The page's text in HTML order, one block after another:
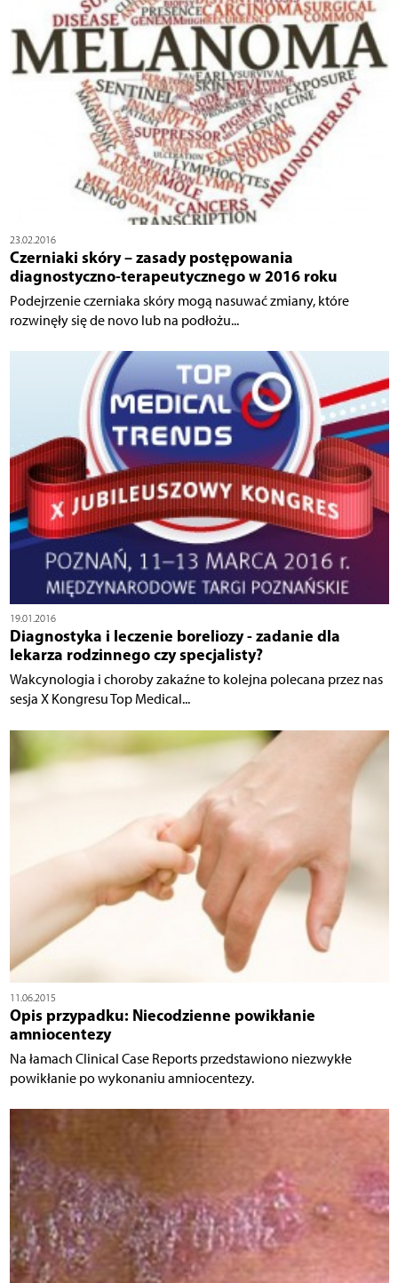
23.02.2016
Czerniaki skóry – zasady postępowania
diagnostyczno-terapeutycznego w 2016 roku
Podejrzenie czerniaka skóry mogą nasuwać zmiany, które
rozwinęły się de novo lub na podłożu...
19.01.2016
Diagnostyka i leczenie boreliozy - zadanie dla
lekarza rodzinnego czy specjalisty?
Wakcynologia i choroby zakaźne to kolejna polecana przez nas
sesja X Kongresu Top Medical...
11.06.2015
Opis przypadku: Niecodzienne powikłanie
amniocentezy
Na łamach Clinical Case Reports przedstawiono niezwykłe
powikłanie po wykonaniu amniocentezy.